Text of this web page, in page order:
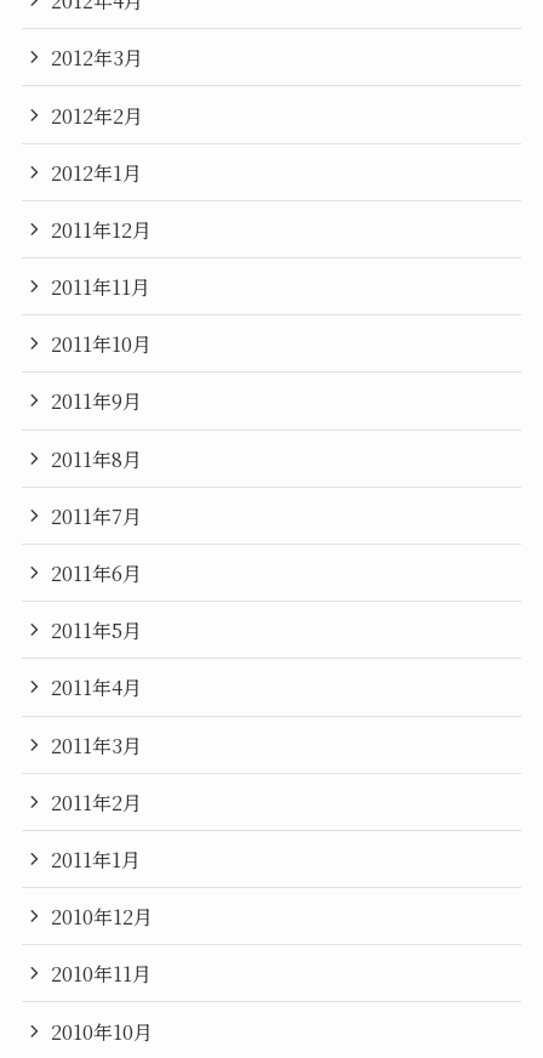
2012年3月
2012年2月
2012年1月
2011年12月
2011年11月
2011年10月
2011年9月
2011年8月
2011年7月
2011年6月
2011年5月
2011年4月
2011年3月
2011年2月
2011年1月
2010年12月
2010年11月
2010年10月